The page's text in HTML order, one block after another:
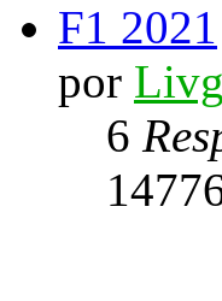
F1 2021
por
6